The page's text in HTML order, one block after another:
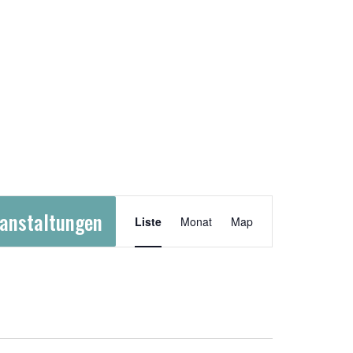
Veranstaltung
Ansichten-
Liste Monat Map